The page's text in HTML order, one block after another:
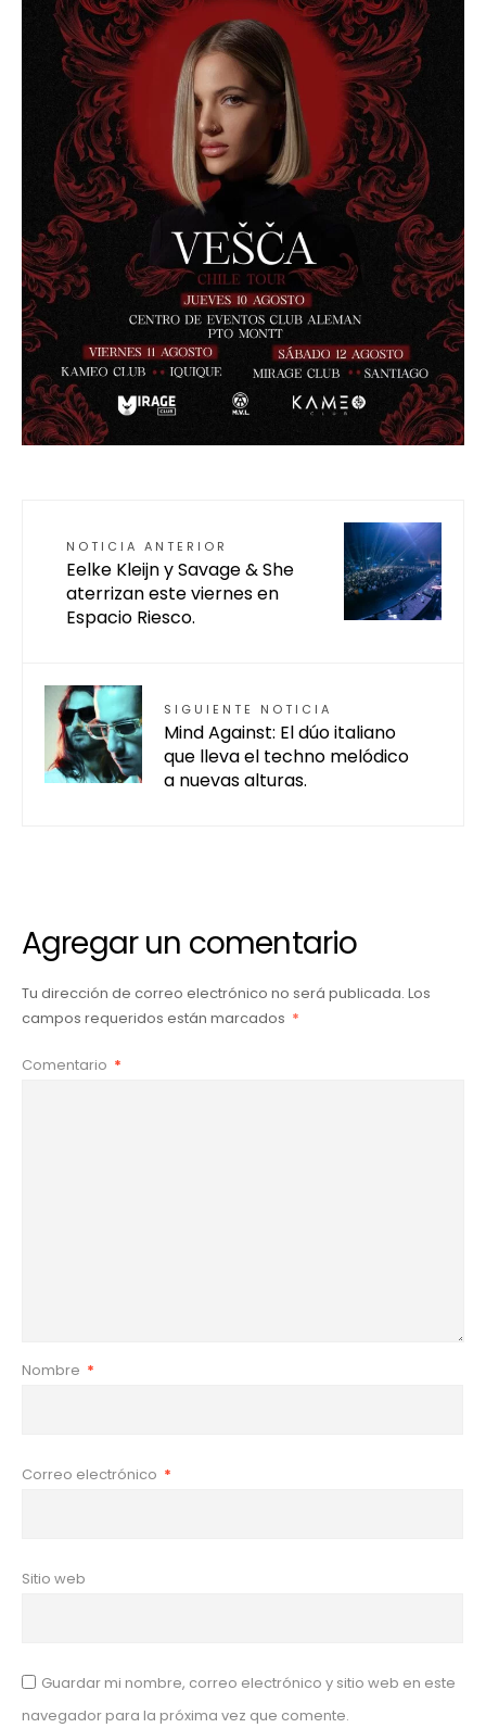
NOTICIA ANTERIOR
Eelke Kleijn y Savage & She
aterrizan este viernes en
Espacio Riesco.
SIGUIENTE NOTICIA
Mind Against: El dúo italiano
que lleva el techno melódico
a nuevas alturas.
Agregar un comentario
Tu dirección de correo electrónico no será publicada. Los
campos requeridos están marcados *
Comentario *
Nombre *
Correo electrónico *
Sitio web
Guardar mi nombre, correo electrónico y sitio web en este
navegador para la próxima vez que comente.